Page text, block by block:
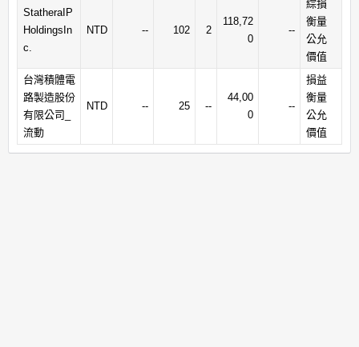
StatheraIP
HoldingsIn
c.
NTD -- 102 2
118,72
0
--
綜損
衡量
公允
價值
台灣積體電
路製造股份
有限公司_
流動
NTD -- 25 --
44,00
0
--
損益
衡量
公允
價值